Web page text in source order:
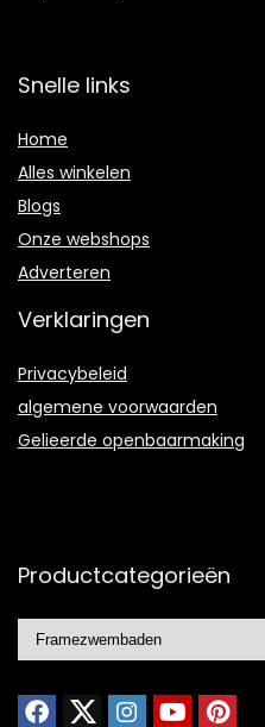
Snelle links
Home
Alles winkelen
Blogs
Onze webshops
Adverteren
Verklaringen
Privacybeleid
algemene voorwaarden
Gelieerde openbaarmaking
Productcategorieën